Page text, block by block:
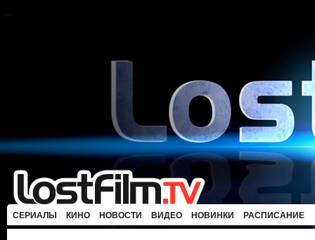
СЕРИАЛЫ КИНО НОВОСТИ ВИДЕО НОВИНКИ РАСПИСАНИЕ